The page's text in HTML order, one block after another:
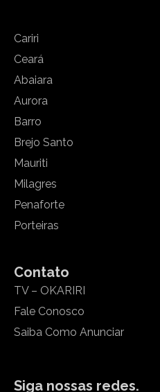
Cariri
Ceará
Abaiara
Aurora
Barro
Brejo Santo
Mauriti
Milagres
Penaforte
Porteiras
Contato
TV – OKARIRI
Fale Conosco
Saiba Como Anunciar
Siga nossas redes.